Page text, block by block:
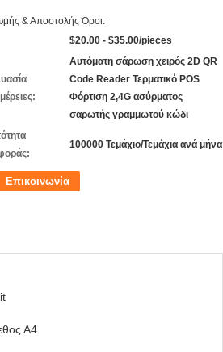
& Αποστολής Όροι:
$20.00 - $35.00/pieces
Αυτόματη σάρωση χειρός 2D QR
Code Reader Τερματικό POS
Φόρτιση 2,4G ασύρματος
σαρωτής γραμμωτού κώδι
100000 Τεμάχιο/Τεμάχια ανά μήνα
Επικοινωνία
Α4